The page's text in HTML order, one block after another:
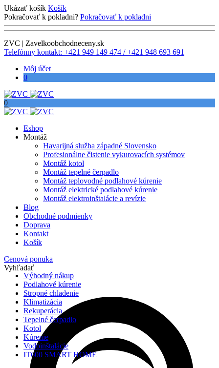
Ukázať košík Košík
Pokračovať k pokladni? Pokračovať k pokladni
ZVC | Zavelkoobchodneceny.sk
Telefónny kontakt: +421 949 149 474 / +421 948 693 691
Môj účet
0
0
Eshop
Montáž
Havarijná služba západné Slovensko
Profesionálne čistenie vykurovacích systémov
Montáž kotol
Montáž tepelné čerpadlo
Montáž teplovodné podlahové kúrenie
Montáž elektrické podlahové kúrenie
Montáž elektroinštalácie a revízie
Blog
Obchodné podmienky
Doprava
Kontakt
Košík
Cenová ponuka
Vyhľadať
Výhodný nákup
Podlahové kúrenie
Stropné chladenie
Klimatizácia
Rekuperácia
Tepelné čerpadlo
Kotol
Kúrenie
Vodoinštalácie
IT600 SMART HOME